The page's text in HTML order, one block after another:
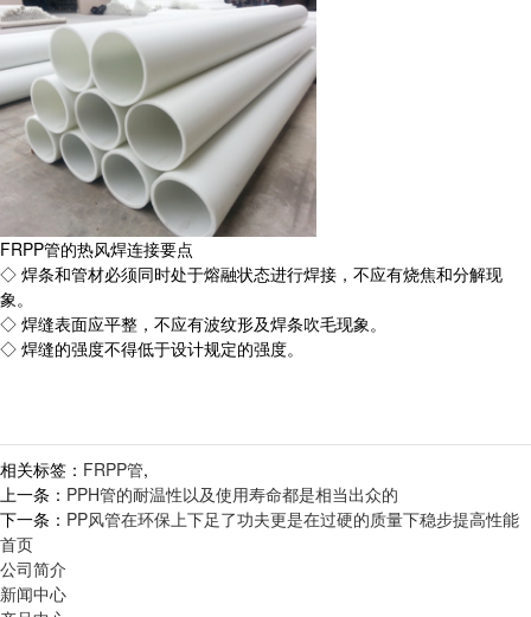
FRPP管的热风焊连接要点
◇ 焊条和管材必须同时处于熔融状态进行焊接，不应有烧焦和分解现
象。
◇ 焊缝表面应平整，不应有波纹形及焊条吹毛现象。
◇ 焊缝的强度不得低于设计规定的强度。
相关标签： FRPP管,
上一条： PPH管的耐温性以及使用寿命都是相当出众的
下一条： PP风管在环保上下足了功夫更是在过硬的质量下稳步提高性能
首页
公司简介
新闻中心